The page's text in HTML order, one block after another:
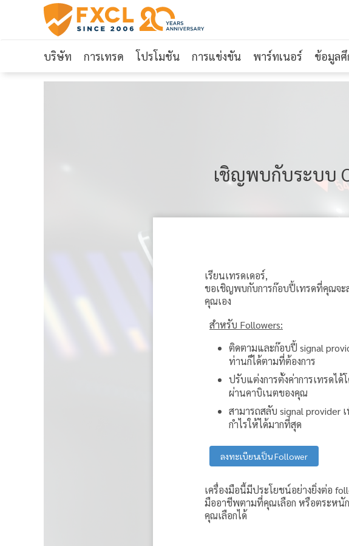
บริษัท การเทรด โปรโมชัน การแข่งขัน พาร์ทเนอร์ ข้อมูล
เชิญพบกับระบบ
เรียนเทรดเดอร์,
ขอเชิญพบกับการก๊อบปี้เทรดที่คุณจะ
คุณเอง
สำหรับ Followers:
ติดตามและก๊อบปี้ signal
ท่านก็ได้ตามที่ต้องการ
ปรับแต่งการตั้งค่าการเทรดได้
ผ่านคาบิเนตของคุณ
สามารถสลับ signal provider
กำไรให้ได้มากที่สุด
ลงทะเบียนเป็น Follower
เครื่องมือนี้มีประโยชน์อย่างยิ่งต่อ
มืออาชีพตามที่คุณเลือก หรือตระหนั
คุณเลือกได้